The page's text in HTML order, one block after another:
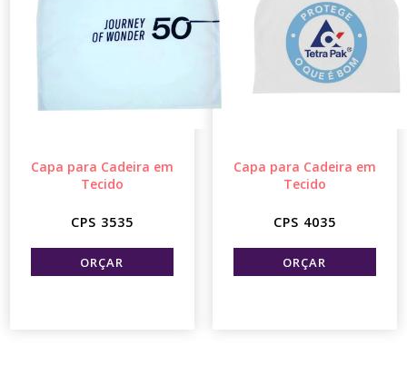
Capa para Cadeira em
Tecido
CPS 3535
Capa para Cadeira em
Tecido
CPS 4035